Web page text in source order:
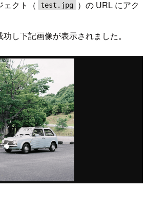
ェクト（ test.jpg
）の URL にアク
し下記画像が表示されました。